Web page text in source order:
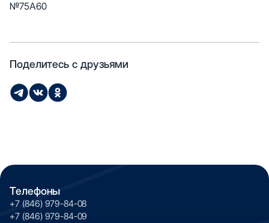
№75А60
Поделитесь с друзьями
Телефоны
+7 (846) 979-84-08
+7 (846) 979-84-09